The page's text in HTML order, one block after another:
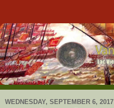
WEDNESDAY, SEPTEMBER 6, 2017